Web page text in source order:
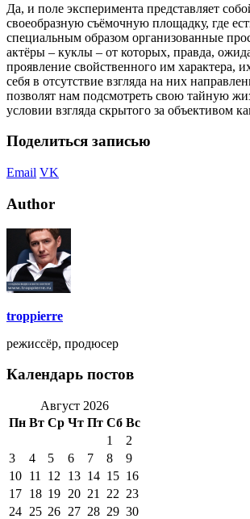
Да, и поле эксперимента представляет
своеобразную съёмочную площадку, где
специальным образом организованные
актёры – куклы – от которых, правда,
проявление свойственного им характера,
себя в отсутствие взгляда на них
позволят нам подсмотреть свою тайную
условии взгляда скрытого за объективом
Поделиться записью
Email VK
Author
troppierre
режиссёр, продюсер
Календарь постов
Август 2026
Пн Вт Ср Чт Пт Сб Вс
1
2
3
4 5 6 7 8
9
10 11 12 13 14 15 16
17 18 19 20 21 22 23
24 25 26 27 28 29 30